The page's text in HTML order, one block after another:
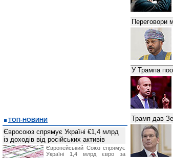
Переговори
У Трампа
Трамп дав
ТОП-НОВИНИ
Євросоюз спрямує Україні €1,4 млрд
із доходів від російських активів
Європейський Союз спрямує
Україні 1,4 млрд євро за